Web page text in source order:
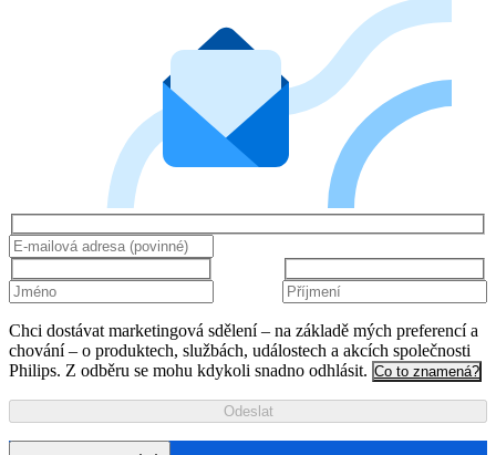
Chci dostávat marketingová sdělení – na základě mých preferencí a
chování – o produktech, službách, událostech a akcích společnosti
Philips. Z odběru se mohu kdykoli snadno odhlásit. Co to znamená?
Odeslat